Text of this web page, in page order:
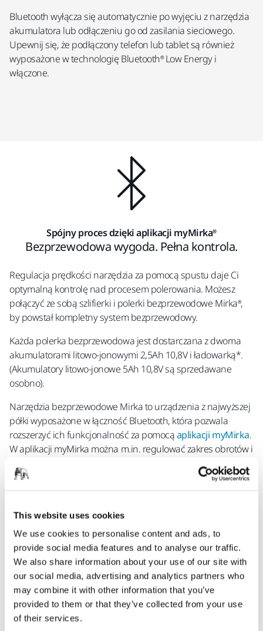
This website uses cookies
We use cookies to personalise content and ads, to
provide social media features and to analyse our traffic.
We also share information about your use of our site with
our social media, advertising and analytics partners who
may combine it with other information that you’ve
provided to them or that they’ve collected from your use
of their services.
Bluetooth wyłącza się automatycznie po wyjęciu z narzędzia
akumulatora lub odłączeniu go od zasilania sieciowego.
Upewnij się, że podłączony telefon lub tablet są również
wyposażone w technologię Bluetooth® Low Energy i
włączone.
Spójny proces dzięki aplikacji myMirka®
Bezprzewodowa wygoda. Pełna kontrola.
Regulacja prędkości narzędzia za pomocą spustu daje Ci
optymalną kontrolę nad procesem polerowania. Możesz
połączyć ze sobą szlifierki i polerki bezprzewodowe Mirka®,
by powstał kompletny system bezprzewodowy.
Każda polerka bezprzewodowa jest dostarczana z dwoma
akumulatorami litowo-jonowymi 2,5Ah 10,8V i ładowarką*.
(Akumulatory litowo-jonowe 5Ah 10,8V są sprzedawane
osobno).
Narzędzia bezprzewodowe Mirka to urządzenia z najwyższej
półki wyposażone w łączność Bluetooth, która pozwala
rozszerzyć ich funkcjonalność za pomocąaplikacji myMirka.
W aplikacji myMirka można m.in. regulować zakres obrotów i
włączyć funkcję automatycznego zatrzymania (do kupienia w
aplikacji). Daje Ci to pełną kontrolę i zapewnia standaryzację
Regulacja zakresu obrotów na minutę
Optymalizuj i standaryzuj proces, np. za